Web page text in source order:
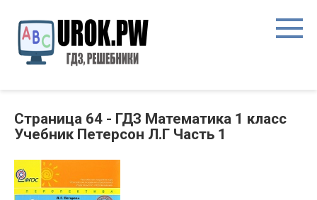
Страница 64 - ГДЗ Математика 1 класс
Учебник Петерсон Л.Г Часть 1